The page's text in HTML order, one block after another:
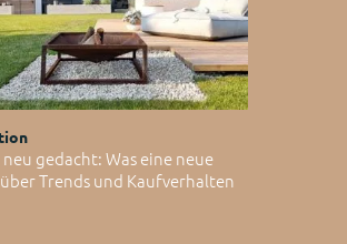
gedacht: Was eine neue
Trends und Kaufverhalten